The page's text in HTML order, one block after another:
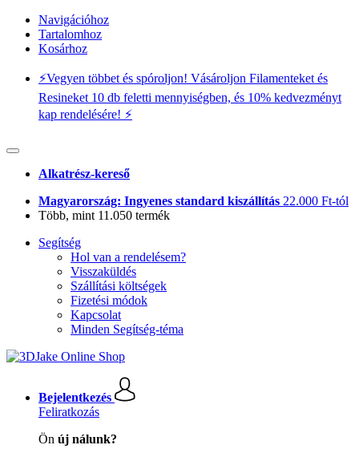
Navigációhoz
Tartalomhoz
Kosárhoz
⚡️Vegyen többet és spóroljon! Vásároljon Filamenteket és
Resineket 10 db feletti mennyiségben, és 10% kedvezményt
kap rendelésére! ⚡️
Alkatrész-kereső
Magyarország: Ingyenes standard kiszállítás 22.000 Ft-tól
Több, mint 11.050 termék
Segítség
Hol van a rendelésem?
Visszaküldés
Szállítási költségek
Fizetési módok
Kapcsolat
Minden Segítség-téma
Bejelentkezés
Feliratkozás
Ön új nálunk?